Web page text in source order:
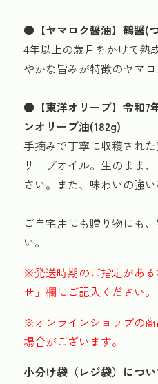
● 【ヤマロク醤油】鶴醤(
4年以上の歳月をかけて熟
やかな旨みが特徴のヤマロ
● 【東洋オリーブ】令和
ンオリーブ油(182g)
手摘みで丁寧に収穫され
リーブオイル。生のまま
さい。また、味わいの強
ご自宅用にも贈り物にも
い。
※発送時期のご指定があ
せ」欄にご記入ください。
※オンラインショップの
場合がございます。
小分け袋（レジ袋）につい